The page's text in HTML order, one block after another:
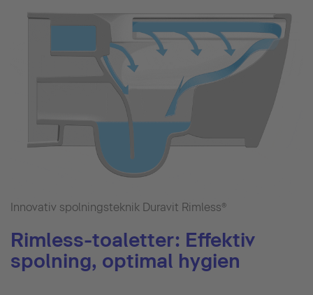
Innovativ spolningsteknik Duravit Rimless®
Rimless-toaletter: Effektiv
spolning, optimal hygien